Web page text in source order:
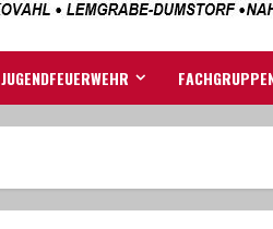
JUGENDFEUERWEHR